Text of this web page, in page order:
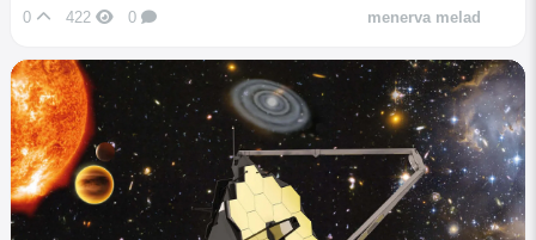
menerva melad
0
422